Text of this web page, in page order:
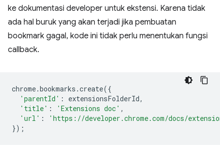
ke dokumentasi developer untuk ekstensi. Karena tidak
ada hal buruk yang akan terjadi jika pembuatan
bookmark gagal, kode ini tidak perlu menentukan fungsi
callback.
chrome.bookmarks .create({
'parentId' : extensionsFolderId,
'title' : 'Extensions doc' ,
'url' :
'https://developer.chrome.com/docs/
});